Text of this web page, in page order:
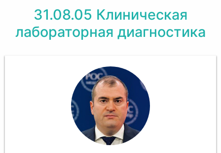
31.08.05 Клиническая
лабораторная диагностика